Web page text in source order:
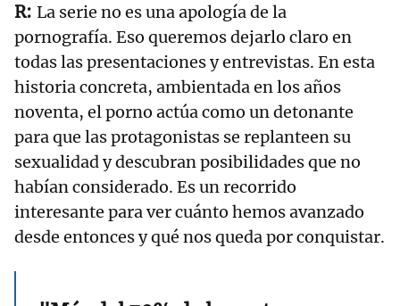
La serie no es una apología de la
pornografía. Eso queremos dejarlo claro en
todas las presentaciones y entrevistas. En esta
historia concreta, ambientada en los años
noventa, el porno actúa como un detonante
para que las protagonistas se replanteen su
sexualidad y descubran posibilidades que no
habían considerado. Es un recorrido
interesante para ver cuánto hemos avanzado
desde entonces y qué nos queda por conquistar.